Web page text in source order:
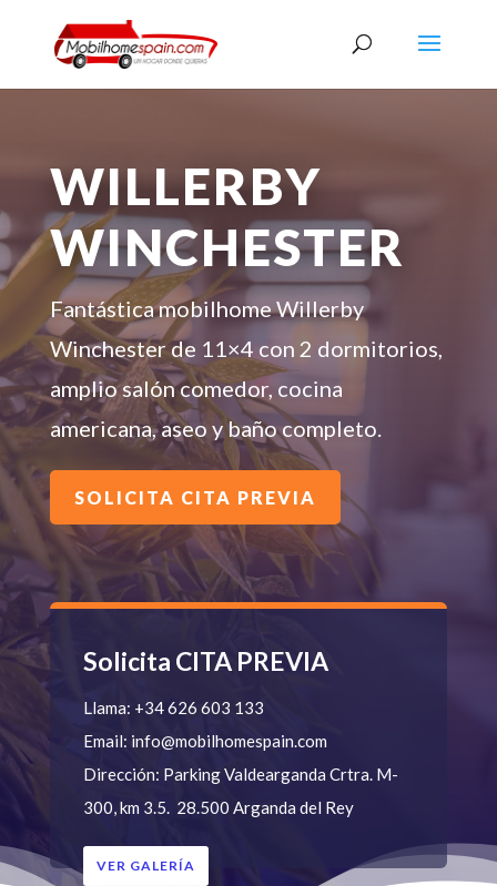
WILLERBY
WINCHESTER
Fantástica mobilhome Willerby
Winchester de 11×4 con 2 dormitorios,
amplio salón comedor, cocina
americana, aseo y baño completo.
SOLICITA CITA PREVIA
Solicita CITA PREVIA
Llama: +34 626 603 133
Email: info@mobilhomespain.com
Dirección: Parking Valdearganda Crtra. M-
300, km 3.5. 28.500 Arganda del Rey
VER GALERÍA